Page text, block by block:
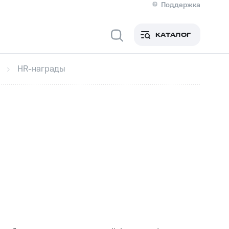
Поддержка
Медиа-центр
Пригласить спикера
Инвесторам и акционерам
акционерам
и аудитРынок акций
КАТАЛОГ
HR-награды